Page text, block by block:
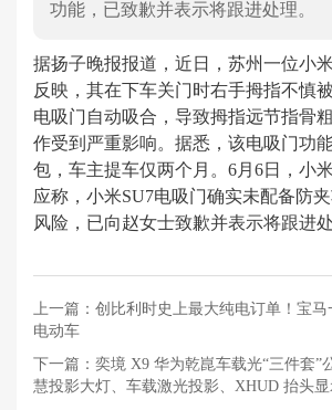
功能，已致歉并表示将跟进处理。
据扬子晚报报道，近日，苏州一位小
反映，其在下车关门时右手拇指不慎
电吸门自动吸合，导致拇指远节指骨
作受到严重影响。据悉，该电吸门功
包，车主提车仅两个月。6月6日，小
应称，小米SU7电吸门确实未配备防
风险，已向赵女士致歉并表示将跟进处
上一篇： 创比利时史上最大纯电订单！宝马
电动车
下一篇： 奕境 X9 华为乾崑车载光“三件套”
慧投影大灯、车载激光投影、XHUD 抬头